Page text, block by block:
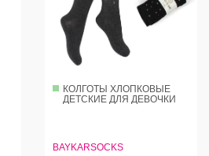
КОЛГОТЫ ХЛОПКОВЫЕ
ДЕТСКИЕ ДЛЯ ДЕВОЧКИ
BAYKARSOCKS